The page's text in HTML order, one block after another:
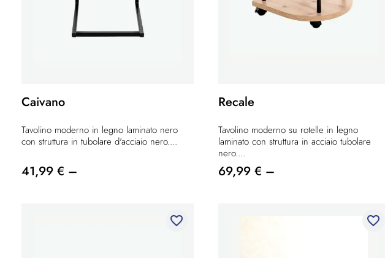
Caivano
Tavolino moderno in legno laminato nero
con struttura in tubolare d'acciaio nero....
41,99 € –
Recale
Tavolino moderno su rotelle in legno
laminato con struttura in acciaio tubolare
nero....
69,99 € –
favorite_border favorite_border